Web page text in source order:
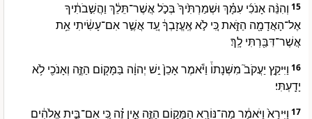
15 וְהִנֵּ֨ה אָנֹכִ֜י עִמָּ֗ךְ וּשְׁמַרְתִּ֙יךָ֙ בְּכֹ֣ל אֲשֶׁר־תֵּלֵ֔ךְ וַהֲשִׁ֣בֹתִ֔יךָ
אֶל־הָאֲדָמָ֖ה הַזֹּ֑את כִּ֚י לֹ֣א אֶֽעֱזָבְךָ֔ עַ֚ד אֲשֶׁ֣ר אִם־עָשִׂ֔יתִי אֵ֥ת
אֲשֶׁר־דִּבַּ֖רְתִּי לָֽךְ׃
16 וַיִּיקַ֣ץ יַעֲקֹב֮ מִשְּׁנָתוֹ֒ וַיֹּ֕אמֶר אָכֵן֙ יֵ֣שׁ יְהוָ֔ה בַּמָּק֖וֹם הַזֶּ֑ה וְאָנֹכִ֖י לֹ֥א
יָדָֽעְתִּי׃
17 וַיִּירָא֙ וַיֹּאמַ֔ר מַה־נּוֹרָ֖א הַמָּק֣וֹם הַזֶּ֑ה אֵ֣ין זֶ֗ה כִּ֚י אִם־בֵּ֣ית אֱלֹהִ֔ים